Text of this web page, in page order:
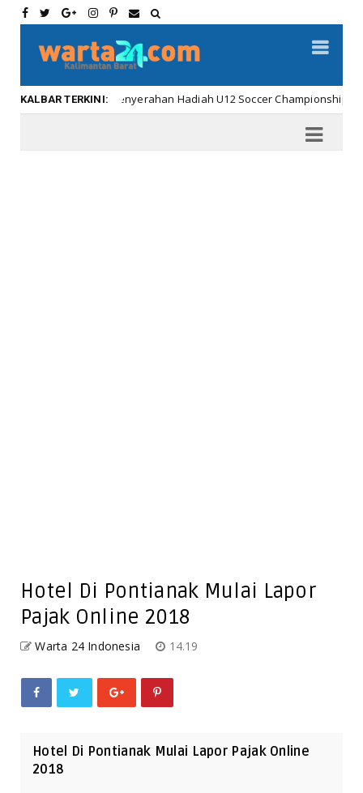
KALBAR TERKINI:
Meriahnya Penyerahan Hadiah U12 Soccer Championship ...
Hotel Di Pontianak Mulai Lapor
Pajak Online 2018
Warta 24 Indonesia 14.19
Hotel Di Pontianak Mulai Lapor Pajak Online
2018